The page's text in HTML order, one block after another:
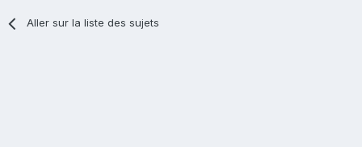
Aller sur la liste des sujets